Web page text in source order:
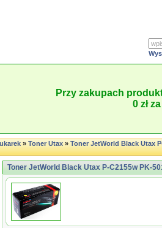
Przy zakupach
0 zł
»Toner Utax»Toner JetWorld Black Utax
Toner JetWorld Black Utax P-C2155w PK-